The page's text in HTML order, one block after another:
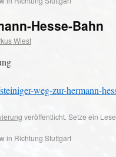
Hesse-Bahn
Wiest
weg-zur-hermann-
veröffentlicht. Setze ein
in Richtung Stuttgart